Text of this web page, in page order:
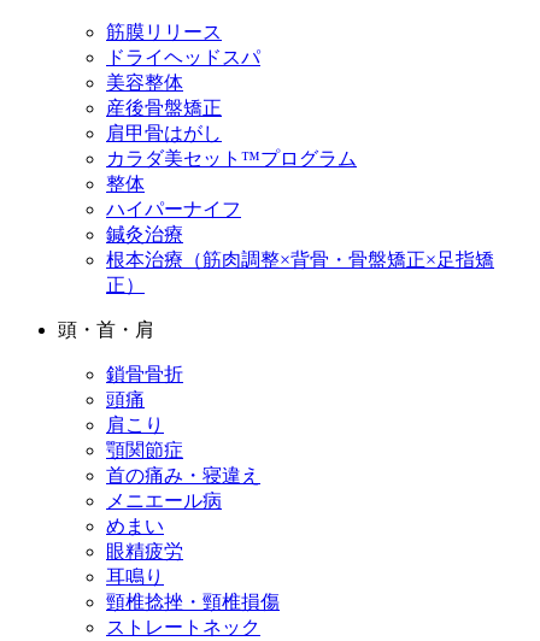
筋膜リリース
ドライヘッドスパ
美容整体
産後骨盤矯正
肩甲骨はがし
カラダ美セット™プログラム
整体
ハイパーナイフ
鍼灸治療
根本治療（筋肉調整×背骨・骨盤矯正×足指矯
正）
頭・首・肩
鎖骨骨折
頭痛
肩こり
顎関節症
首の痛み・寝違え
メニエール病
めまい
眼精疲労
耳鳴り
頸椎捻挫・頸椎損傷
ストレートネック